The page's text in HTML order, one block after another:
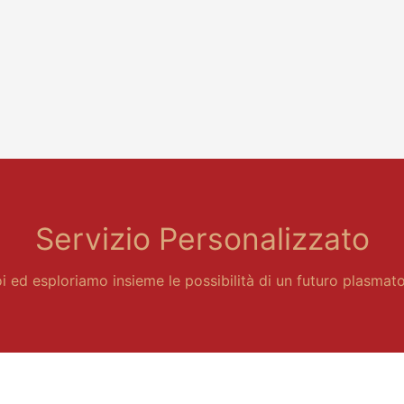
Servizio Personalizzato
ed esploriamo insieme le possibilità di un futuro